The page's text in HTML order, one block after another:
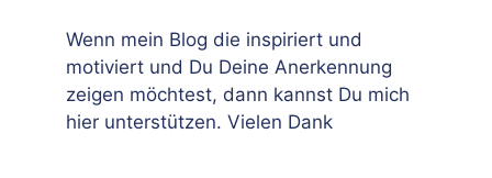
Wenn mein Blog die inspiriert und
motiviert und Du Deine Anerkennung
zeigen möchtest, dann kannst Du mich
hier unterstützen. Vielen Dank